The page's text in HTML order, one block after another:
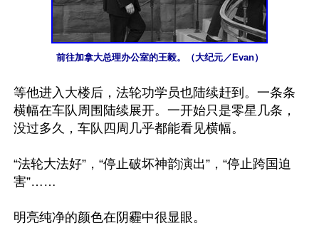
前往加拿大总理办公室的王毅。（大纪元／Evan）
等他进入大楼后，法轮功学员也陆续赶到。一条条
横幅在车队周围陆续展开。一开始只是零星几条，
没过多久，车队四周几乎都能看见横幅。
“法轮大法好”，“停止破坏神韵演出”，“停止跨国迫
害”……
明亮纯净的颜色在阴霾中很显眼。